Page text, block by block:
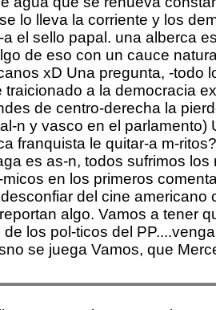
lo lleva la corriente y los
el sello papal. una alberca
de eso con un cauce
xD Una pregunta, -
a la democracia
de centro-derecha la
n y vasco en el
franquista le quitar-a m-
es as-n, todos sufrimos
en los primeros
del cine
algo. Vamos a tener
los pol-ticos del
se juega Vamos, que